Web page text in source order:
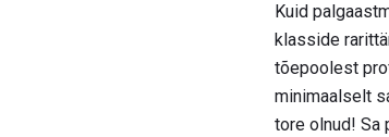
Kuid
klasside
tõepoolest
minimaalselt
tore olnud! Sa